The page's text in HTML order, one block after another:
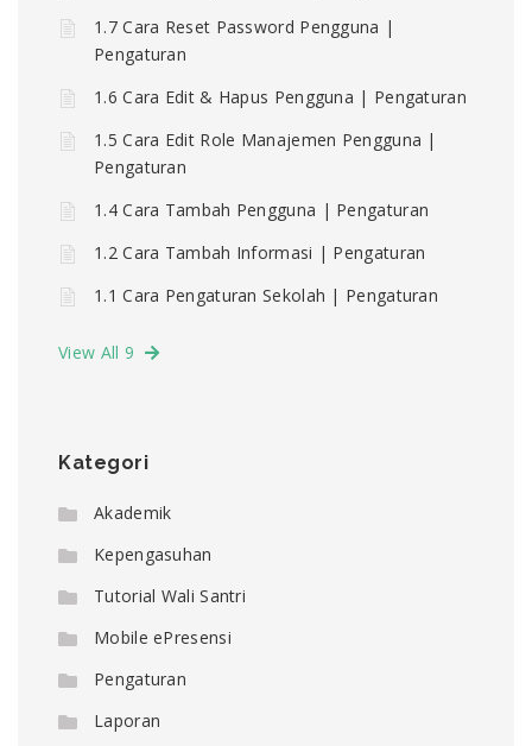
1.7 Cara Reset Password Pengguna |
Pengaturan
1.6 Cara Edit & Hapus Pengguna | Pengaturan
1.5 Cara Edit Role Manajemen Pengguna |
Pengaturan
1.4 Cara Tambah Pengguna | Pengaturan
1.2 Cara Tambah Informasi | Pengaturan
1.1 Cara Pengaturan Sekolah | Pengaturan
View All 9
Kategori
Akademik
Kepengasuhan
Tutorial Wali Santri
Mobile ePresensi
Pengaturan
Laporan